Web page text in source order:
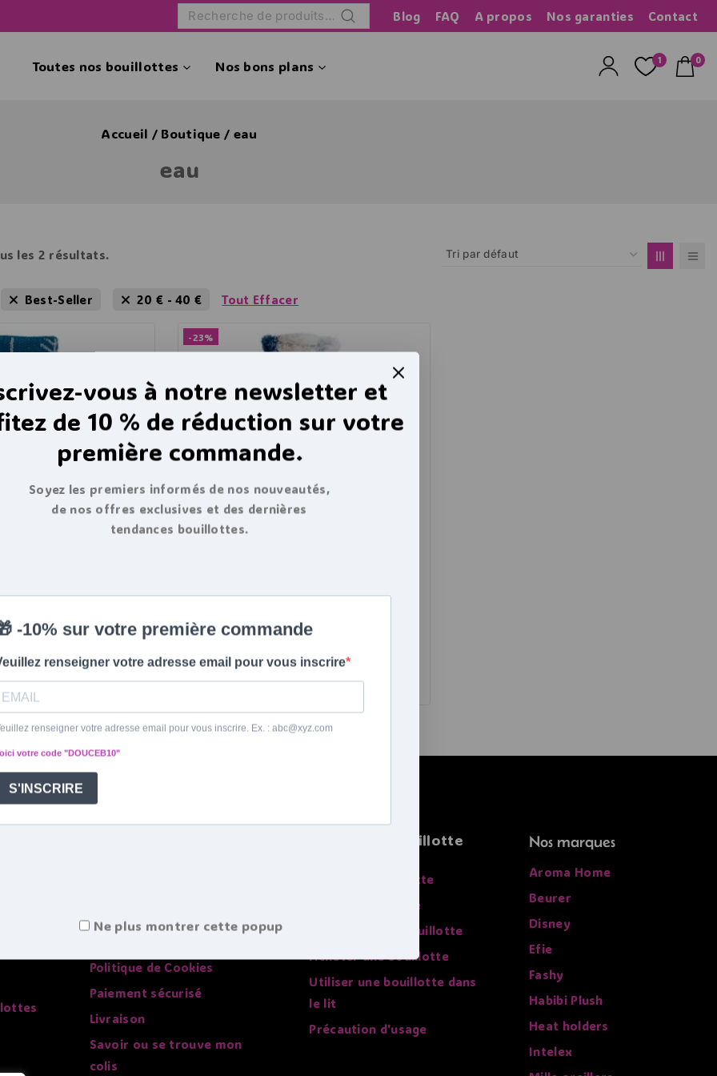
RechercheBlog FAQ A propos Nos garanties Contact
Toutes nos bouillottes Nos bons plans 1 0
Accueil / Boutique / eau
eau
les 2 résultats.
Best-Seller 20 € -40€ Tout Effacer
Tricot bleu Brillant 2l
-23%
Bouillotte à eau en thermoplastique
housse peluche
29,94€ 22,94€
Politique de Cookies
Paiement sécurisé
Livraison
Savoir ou se trouve mon
colis
Tout sur la bouillotte
Choisir sa bouillotte
Faire sa bouillotte
L'histoire de la bouillotte
Acheter une bouillotte
Utiliser une bouillotte dans
le lit
Précaution d'usage
Nos marques
Aroma Home
Beurer
Disney
Efie
Fashy
Habibi Plush
Heat holders
Intelex
vous à notre newsletter et
de 10 % de réduction sur votre
première commande.
Soyez les premiers informés de nos nouveautés,
de nos offres exclusives et des dernières
tendances bouillottes.
Ne plus montrer cette popup